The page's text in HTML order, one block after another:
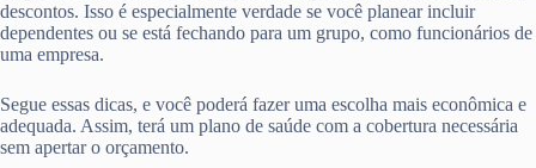
descontos. Isso é especialmente verdade se você planear incluir
dependentes ou se está fechando para um grupo, como funcionários de
uma empresa.
Segue essas dicas, e você poderá fazer uma escolha mais econômica e
adequada. Assim, terá um plano de saúde com a cobertura necessária
sem apertar o orçamento.